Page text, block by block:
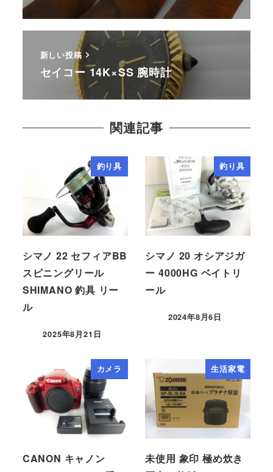
新しい投稿
セイコー 14K×SS 腕時計
関連記事
釣り具
シマノ 22 セフィアBB
スピニングリール
SHIMANO 釣具 リー
ル
2025年8月21日
釣り具
シマノ 20 オシアジガ
ー 4000HG ベイトリ
ール
2024年8月6日
カメラ
CANON キャノン
生活家電
未使用 象印 極め炊き